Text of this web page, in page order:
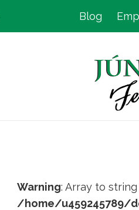
Blog
Warning: Array to
/home/u459245789/